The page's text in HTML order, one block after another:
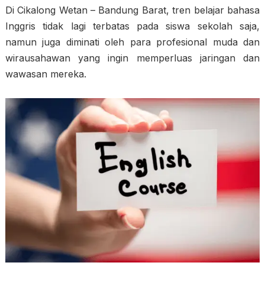
Di Cikalong Wetan – Bandung Barat, tren belajar bahasa
Inggris tidak lagi terbatas pada siswa sekolah saja,
namun juga diminati oleh para profesional muda dan
wirausahawan yang ingin memperluas jaringan dan
wawasan mereka.